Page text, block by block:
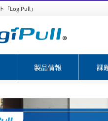
「LogiPull」
製品情報 課